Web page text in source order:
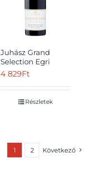
Juhász Grand
Selection Egri
Cabernet Franc
14,5% 0,75 l
4 829Ft
Részletek
1 2 Következő